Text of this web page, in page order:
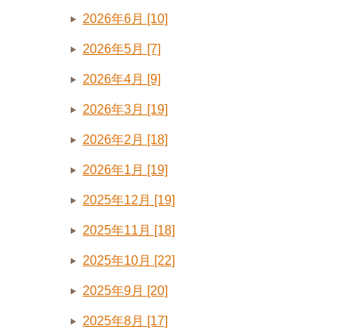
2026年6月 [10]
2026年5月 [7]
2026年4月 [9]
2026年3月 [19]
2026年2月 [18]
2026年1月 [19]
2025年12月 [19]
2025年11月 [18]
2025年10月 [22]
2025年9月 [20]
2025年8月 [17]